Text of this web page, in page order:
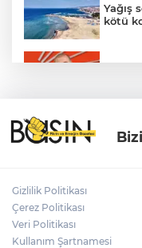
Yağış
kötü
yeni
Gizlilik Politikası
Çerez Politikası
Veri Politikası
Kullanım Şartnamesi